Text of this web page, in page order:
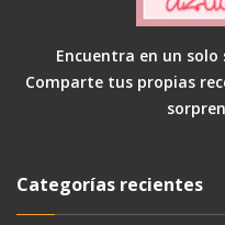
Encuentra en un solo
Comparte tus propias
Categorías recientes